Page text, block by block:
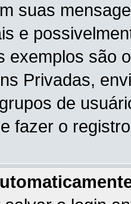
suas
e
exemplos são
Privadas,
de
fazer o